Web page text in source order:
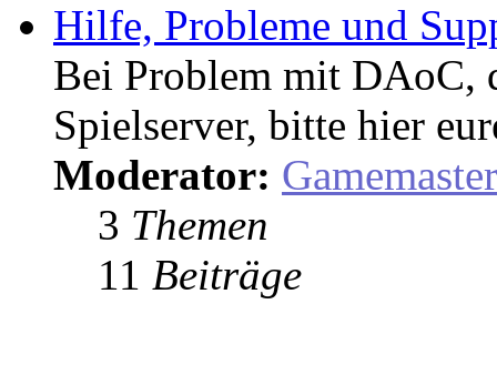
Hilfe, Probleme und
Bei Problem mit DAoC,
Spielserver, bitte hier
Moderator: Gamemaster
3 Themen
11 Beiträge